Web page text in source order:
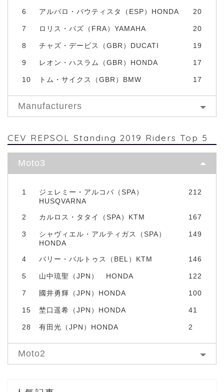
6 アルバロ・バウティスタ（ESP）HONDA 20
7 ロリス・バズ（FRA）YAMAHA 20
8 チャズ・デービス（GBR）DUCATI 19
9 レオン・ハスラム（GBR）HONDA 17
10 トム・サイクス（GBR）BMW 17
Manufacturers
CEV REPSOL Standing 2019 Riders Top 5
Moto3
1
ジェレミー・アルコバ（SPA）
HUSQVARNA
212
2 カルロス・タタイ（SPA）KTM 167
3
シャヴィエル・アルティガス（SPA）
HONDA
149
4 バリー・バルトゥス（BEL）KTM 146
5 山中琉聖（JPN） HONDA 122
7 國井勇輝（JPN）HONDA 100
15 埜口遥希（JPN）HONDA 41
28 有田光（JPN）HONDA 2
Moto2